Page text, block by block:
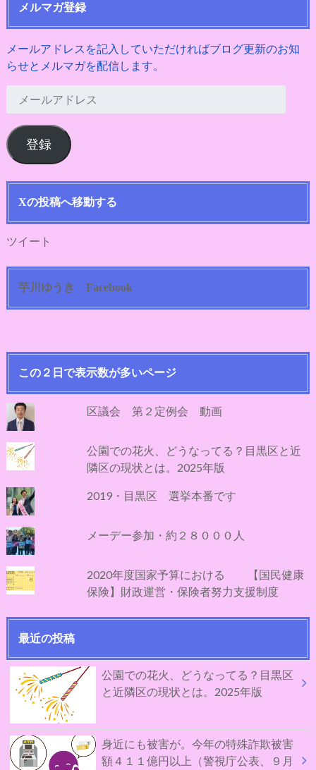
メルマガ登録
メールアドレスを記入していただければブログ更新のお知
らせとメルマガを配信します。
ー
ル
ア
ド
登録
Xの投稿へ移動する
ツイート
芋川ゆうき Facebook
この２日で表示数が多いページ
区議会 第２定例会 動画
公園での花火、どうなってる？目黒区と近
隣区の現状とは。2025年版
2019・目黒区 選挙本番です
メーデー参加・約２８０００人
2020年度国家予算における 【国民健康
保険】財政運営・保険者努力支援制度
最近の投稿
公園での花火、どうなってる？目黒区
と近隣区の現状とは。2025年版
身近にも被害が。今年の特殊詐欺被害
額４１１億円以上（警視庁公表、９月